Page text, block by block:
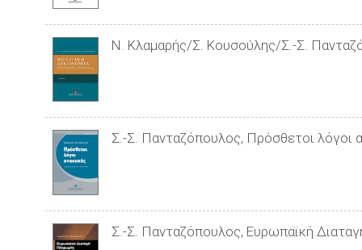
Ν. Κλαμαρής/Σ. Κουσούλης/Σ.-Σ.
Σ.-Σ. Πανταζόπουλος, Πρόσθετοι λόγοι
Σ.-Σ. Πανταζόπουλος, Ευρωπαϊκή